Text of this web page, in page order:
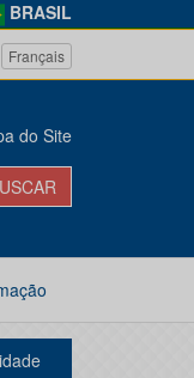
BRASIL
Français
do Site